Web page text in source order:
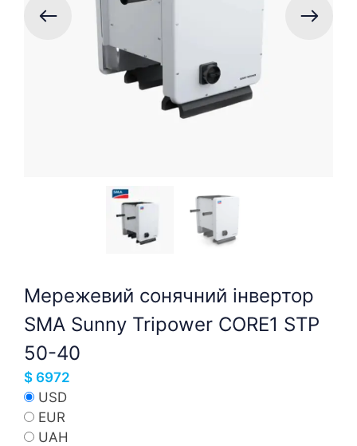
Мережевий сонячний інвертор
SMA Sunny Tripower CORE1 STP
50-40
$ 6972
USD
EUR
UAH